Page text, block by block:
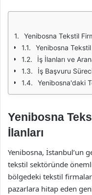
Yenibosna Tekstil
Yenibosna
İş İlanları ve
İş Başvuru
Yenibosna'daki
Yenibosna
İlanları
Yenibosna, İstanbul’un
tekstil sektöründe
bölgedeki tekstil
pazarlara hitap eden